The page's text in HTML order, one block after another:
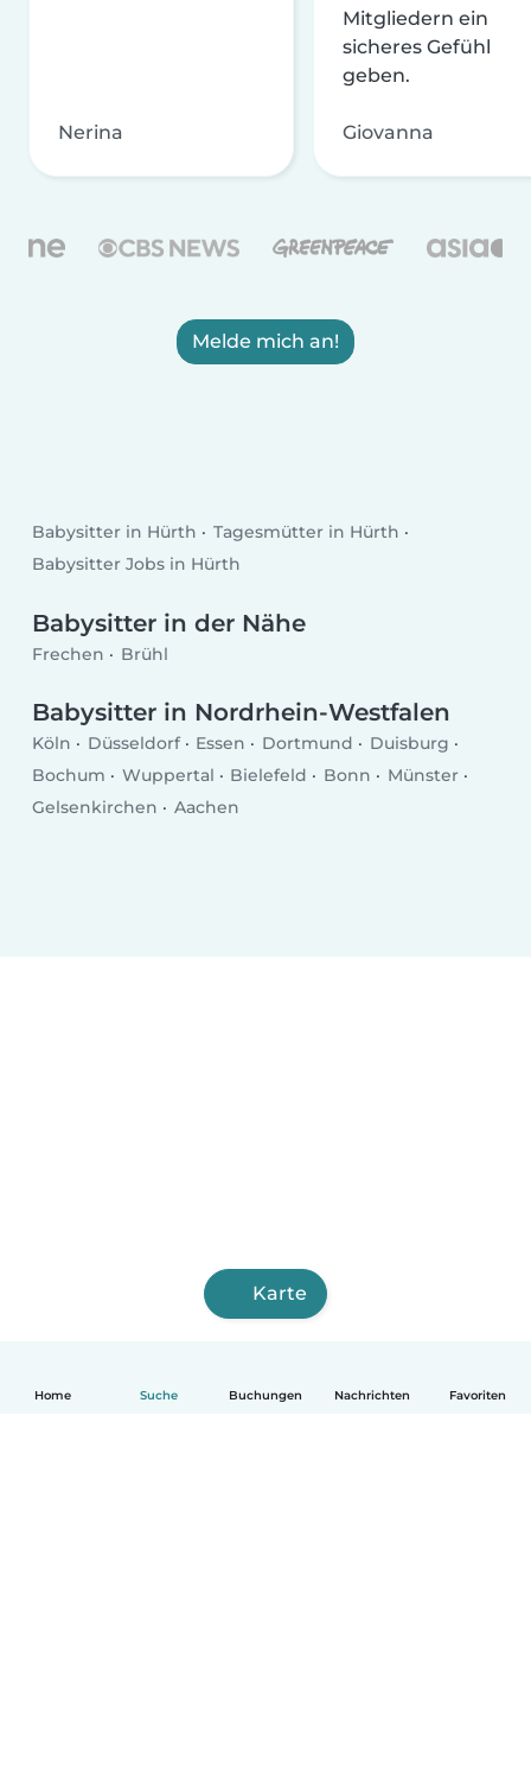
Home Suche Buchungen Nachrichten Favoriten
Nerina
Mitgliedern ein
sicheres Gefühl
geben.
Giovanna
Melde mich an!
Babysitter in Hürth
Tagesmütter in Hürth
Babysitter Jobs in Hürth
Babysitter in der Nähe
Frechen Brühl
Babysitter in Nordrhein-Westfalen
Köln Düsseldorf Essen Dortmund
Duisburg
Bochum
Wuppertal Bielefeld Bonn
Münster
Gelsenkirchen
Aachen
Karte